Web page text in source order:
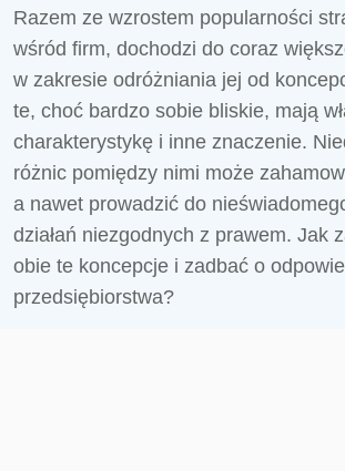
Razem ze wzrostem popularności
wśród firm, dochodzi do coraz
w zakresie odróżniania jej od
te, choć bardzo sobie bliskie, mają
charakterystykę i inne znaczenie.
różnic pomiędzy nimi może
a nawet prowadzić do
działań niezgodnych z prawem. Jak
obie te koncepcje i zadbać o
przedsiębiorstwa?